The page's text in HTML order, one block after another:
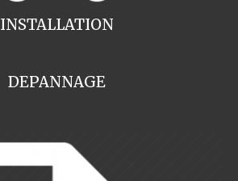
INSTALLATION
DEPANNAGE